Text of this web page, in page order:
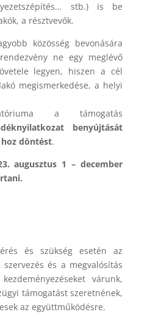
stb.) is be
a résztvevők.
közösség bevonására
ne egy meglévő
legyen, hiszen a cél
megismerkedése, a helyi
a támogatás
benyújtását
döntést.
augusztus 1 – december
és szükség esetén az
és a megvalósítás
várunk,
támogatást szeretnének,
az együttműködésre.